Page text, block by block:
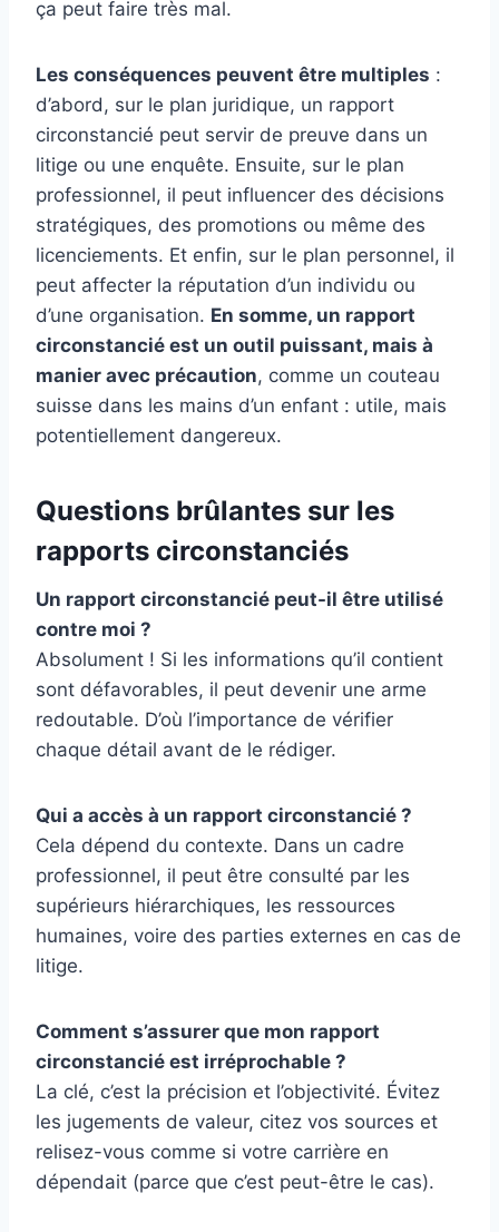
ça peut faire très mal.
Les conséquences peuvent être multiples :
d’abord, sur le plan juridique, un rapport
circonstancié peut servir de preuve dans un
litige ou une enquête. Ensuite, sur le plan
professionnel, il peut influencer des décisions
stratégiques, des promotions ou même des
licenciements. Et enfin, sur le plan personnel, il
peut affecter la réputation d’un individu ou
d’une organisation. En somme, un rapport
circonstancié est un outil puissant, mais à
manier avec précaution, comme un couteau
suisse dans les mains d’un enfant : utile, mais
potentiellement dangereux.
Questions brûlantes sur les
rapports circonstanciés
Un rapport circonstancié peut-il être utilisé
contre moi ?
Absolument ! Si les informations qu’il contient
sont défavorables, il peut devenir une arme
redoutable. D’où l’importance de vérifier
chaque détail avant de le rédiger.
Qui a accès à un rapport circonstancié ?
Cela dépend du contexte. Dans un cadre
professionnel, il peut être consulté par les
supérieurs hiérarchiques, les ressources
humaines, voire des parties externes en cas de
litige.
Comment s’assurer que mon rapport
circonstancié est irréprochable ?
La clé, c’est la précision et l’objectivité. Évitez
les jugements de valeur, citez vos sources et
relisez-vous comme si votre carrière en
dépendait (parce que c’est peut-être le cas).